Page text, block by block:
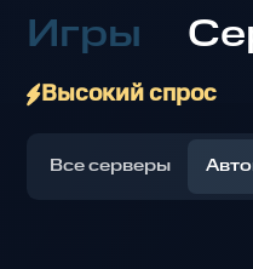
Игры
Высокий спрос
Все серверы